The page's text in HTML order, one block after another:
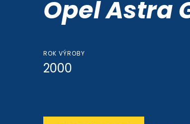
Opel Astra
ROK VÝROBY
2000